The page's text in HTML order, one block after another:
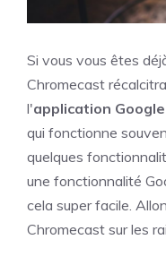
Si vous vous êtes
Chromecast
l'application
qui fonctionne
quelques
une fonctionnalité
cela super facile.
Chromecast sur les